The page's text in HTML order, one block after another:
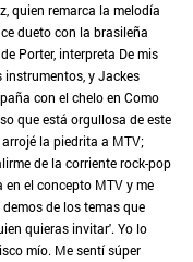
quien remarca la melodía
dueto con la brasileña
Porter, interpreta De mis
y Jackes
con el chelo en Como
que está orgullosa de este
la piedrita a MTV;
de la corriente rock-pop
el concepto MTV y me
de los temas que
quieras invitar'. Yo lo
mío. Me sentí súper